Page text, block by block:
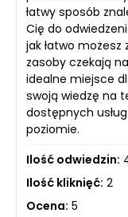
łatwy sposób
Cię do
jak łatwo możesz
zasoby czekają
idealne miejsce
swoją wiedzę na
dostępnych
poziomie.
Ilość odwiedzin:
Ilość kliknięć: 2
Ocena: 5